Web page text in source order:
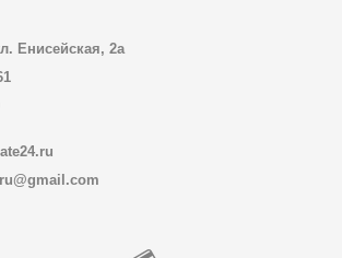
Енисейская, 2а